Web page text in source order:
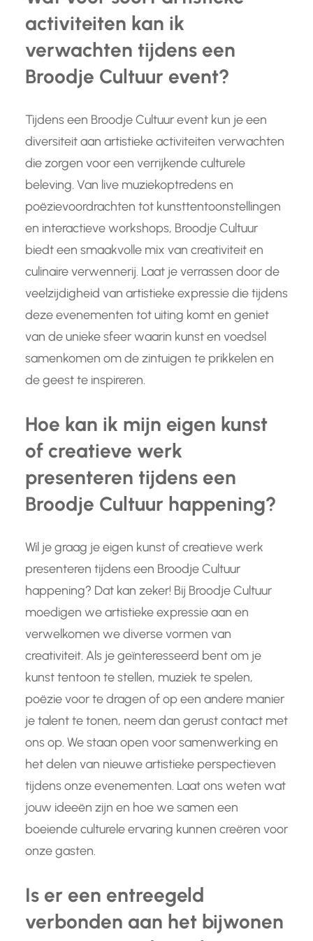
activiteiten kan ik
verwachten tijdens een
Broodje Cultuur event?
Tijdens een Broodje Cultuur event kun je een
diversiteit aan artistieke activiteiten verwachten
die zorgen voor een verrijkende culturele
beleving. Van live muziekoptredens en
poëzievoordrachten tot kunsttentoonstellingen
en interactieve workshops, Broodje Cultuur
biedt een smaakvolle mix van creativiteit en
culinaire verwennerij. Laat je verrassen door de
veelzijdigheid van artistieke expressie die tijdens
deze evenementen tot uiting komt en geniet
van de unieke sfeer waarin kunst en voedsel
samenkomen om de zintuigen te prikkelen en
de geest te inspireren.
Hoe kan ik mijn eigen kunst
of creatieve werk
presenteren tijdens een
Broodje Cultuur happening?
Wil je graag je eigen kunst of creatieve werk
presenteren tijdens een Broodje Cultuur
happening? Dat kan zeker! Bij Broodje Cultuur
moedigen we artistieke expressie aan en
verwelkomen we diverse vormen van
creativiteit. Als je geïnteresseerd bent om je
kunst tentoon te stellen, muziek te spelen,
poëzie voor te dragen of op een andere manier
je talent te tonen, neem dan gerust contact met
ons op. We staan open voor samenwerking en
het delen van nieuwe artistieke perspectieven
tijdens onze evenementen. Laat ons weten wat
jouw ideeën zijn en hoe we samen een
boeiende culturele ervaring kunnen creëren voor
onze gasten.
Is er een entreegeld
verbonden aan het bijwonen